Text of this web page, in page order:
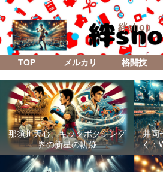
絆shop
TOP メルカリ 格闘技
那須川天心、キックボクシング
界の新星の軌跡
井岡
く：
防衛